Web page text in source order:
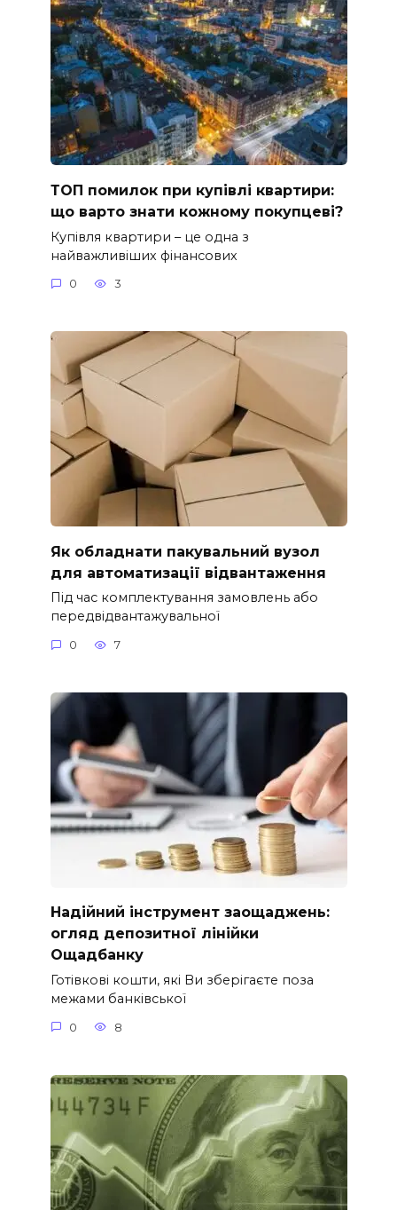
ТОП помилок при купівлі квартири:
що варто знати кожному покупцеві?
Купівля квартири – це одна з
найважливіших фінансових
0 3
Як обладнати пакувальний вузол
для автоматизації відвантаження
Під час комплектування замовлень або
передвідвантажувальної
0 7
Надійний інструмент заощаджень:
огляд депозитної лінійки
Ощадбанку
Готівкові кошти, які Ви зберігаєте поза
межами банківської
0 8